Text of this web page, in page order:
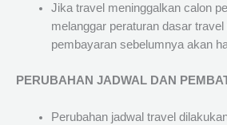
Jika travel meninggalkan calon
melanggar peraturan dasar
pembayaran sebelumnya akan
PERUBAHAN JADWAL DAN
Perubahan jadwal travel